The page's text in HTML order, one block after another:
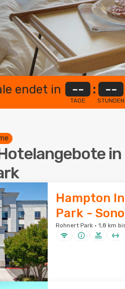
endet in --
TAGE
: --
STUNDEN
in
Hampton
Park -
Rohnert Park · 1,8 km